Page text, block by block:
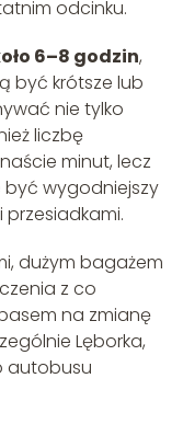
odcinku.
6–8 godzin,
być krótsze lub
nie tylko
liczbę
minut, lecz
wygodniejszy
przesiadkami.
dużym bagażem
z co
na zmianę
Lęborka,
autobusu